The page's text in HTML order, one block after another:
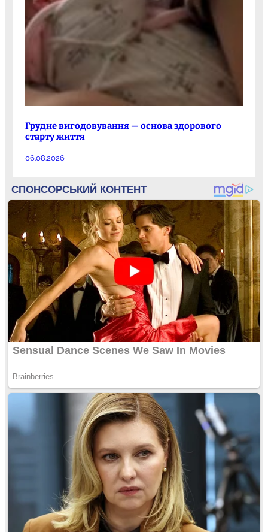
Грудне вигодовування — основа здорового
старту життя
06.08.2026